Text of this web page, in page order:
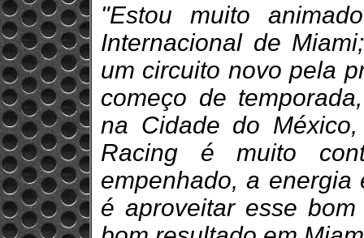
"Estou muito
Internacional de
um circuito novo pela
começo de
na Cidade do
Racing é muito
empenhado, a
é aproveitar esse